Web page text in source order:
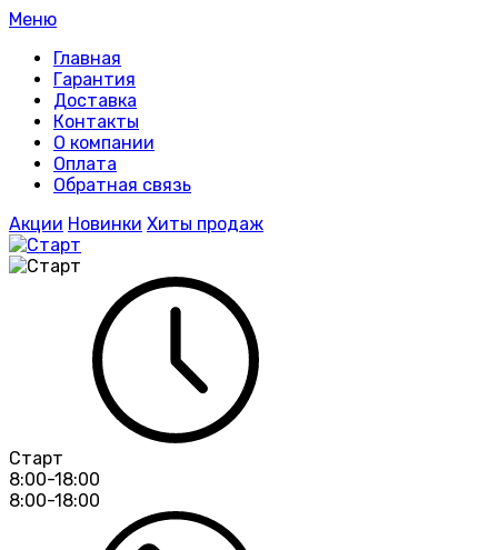
Меню
Главная
Гарантия
Доставка
Контакты
О компании
Оплата
Обратная связь
Акции Новинки Хиты продаж
Старт
8:00-18:00
8:00-18:00